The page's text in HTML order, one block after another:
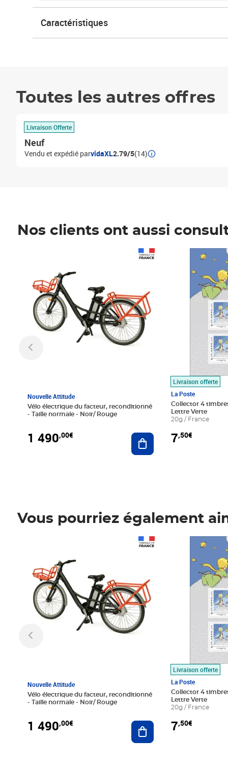
Caractéristiques
Toutes les autres offres
Livraison Offerte
Neuf
Vendu et expédié parvidaXL2.79/5(14)
Nos clients ont aussi
Nouvelle Attitude
Vélo électrique du facteur, reconditionné
- Taille normale - Noir/ Rouge
1 490,00€ Ajouter au panier
Livraison offerte
La Poste
Collector 4
Lettre Verte
20g / France
7,50€
Prix 7,50€
Vous pourriez également
Nouvelle Attitude
Vélo électrique du facteur, reconditionné
- Taille normale - Noir/ Rouge
1 490,00€ Ajouter au panier
Livraison offerte
La Poste
Collector 4
Lettre Verte
20g / France
7,50€
Prix 7,50€